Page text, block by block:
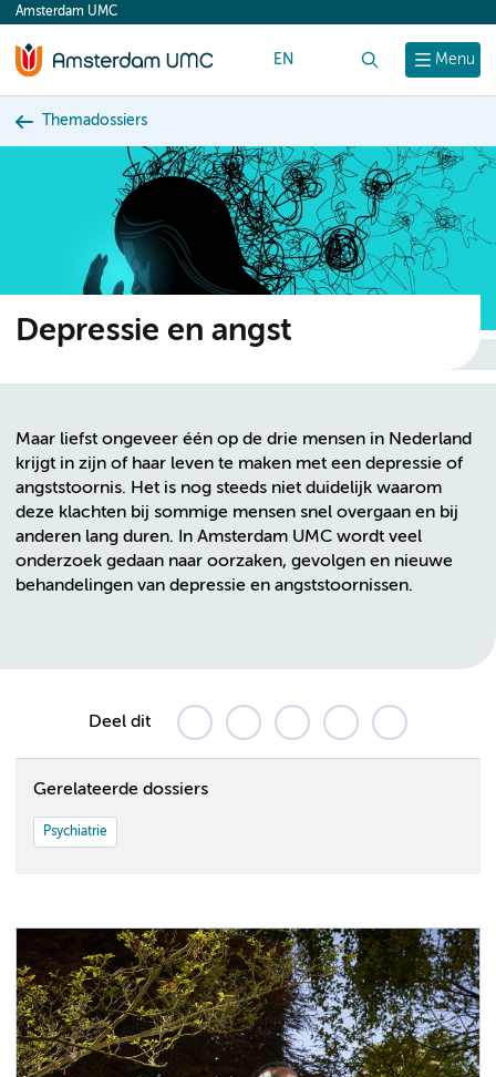
content
Menu
Amsterdam UMC
EN
Themadossiers
Depressie en angst
Maar liefst ongeveer één op de drie mensen in Nederland
krijgt in zijn of haar leven te maken met een depressie of
angststoornis. Het is nog steeds niet duidelijk waarom
deze klachten bij sommige mensen snel overgaan en bij
anderen lang duren. In Amsterdam UMC wordt veel
onderzoek gedaan naar oorzaken, gevolgen en nieuwe
behandelingen van depressie en angststoornissen.
Deel dit
Gerelateerde dossiers
Psychiatrie